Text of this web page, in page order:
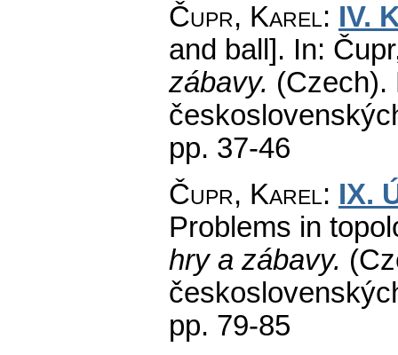
Čupr, Karel: IV.
and ball]. In:
zábavy. (Czech).
pp. 37-46
Čupr, Karel: IX.
Problems in
hry a zábavy.
pp. 79-85